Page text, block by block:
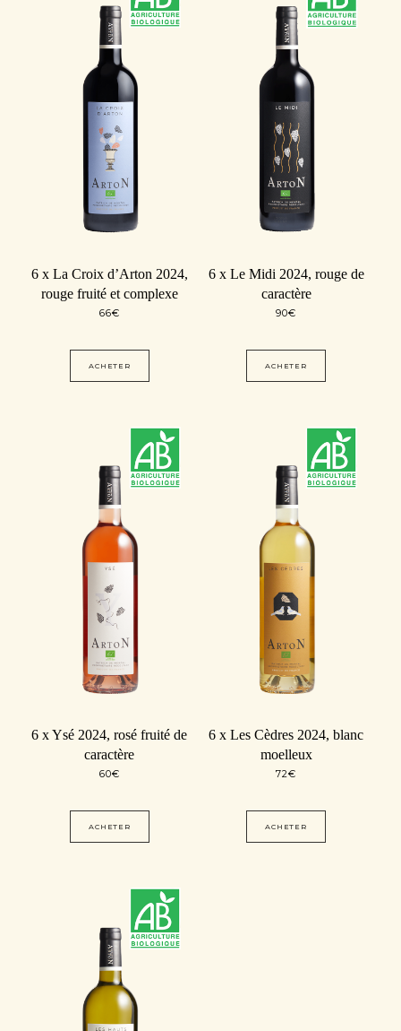
6 x La Croix d’Arton 2024,
rouge fruité et complexe
66€
ACHETER
6 x Le Midi 2024, rouge de
caractère
90€
ACHETER
6 x Ysé 2024, rosé fruité de
caractère
60€
ACHETER
6 x Les Cèdres 2024, blanc
moelleux
72€
ACHETER